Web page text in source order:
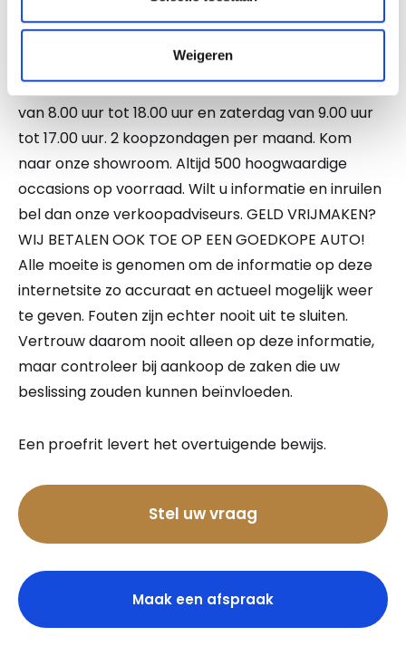
Weigeren
AANWEZIG. Ook kunt u bij ons uw auto, caravan,
camper, motor of boot inruilen. Onze
openingstijden zijn van maandag tot en met vrijdag
van 8.00 uur tot 18.00 uur en zaterdag van 9.00 uur
tot 17.00 uur. 2 koopzondagen per maand. Kom
naar onze showroom. Altijd 500 hoogwaardige
occasions op voorraad. Wilt u informatie en inruilen
bel dan onze verkoopadviseurs. GELD VRIJMAKEN?
WIJ BETALEN OOK TOE OP EEN GOEDKOPE AUTO!
Alle moeite is genomen om de informatie op deze
internetsite zo accuraat en actueel mogelijk weer
te geven. Fouten zijn echter nooit uit te sluiten.
Vertrouw daarom nooit alleen op deze informatie,
maar controleer bij aankoop de zaken die uw
beslissing zouden kunnen beïnvloeden.
Een proefrit levert het overtuigende bewijs.
Stel uw vraag
Maak een afspraak